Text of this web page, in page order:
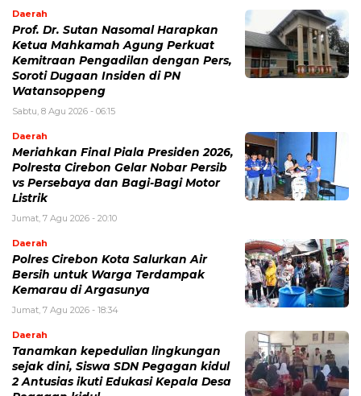
Daerah
Prof. Dr. Sutan Nasomal Harapkan
Ketua Mahkamah Agung Perkuat
Kemitraan Pengadilan dengan Pers,
Soroti Dugaan Insiden di PN
Watansoppeng
Sabtu, 8 Agu 2026 - 06:15
Daerah
Meriahkan Final Piala Presiden 2026,
Polresta Cirebon Gelar Nobar Persib
vs Persebaya dan Bagi-Bagi Motor
Listrik
Jumat, 7 Agu 2026 - 20:10
Daerah
Polres Cirebon Kota Salurkan Air
Bersih untuk Warga Terdampak
Kemarau di Argasunya
Jumat, 7 Agu 2026 - 18:34
Daerah
Tanamkan kepedulian lingkungan
sejak dini, Siswa SDN Pegagan kidul
2 Antusias ikuti Edukasi Kepala Desa